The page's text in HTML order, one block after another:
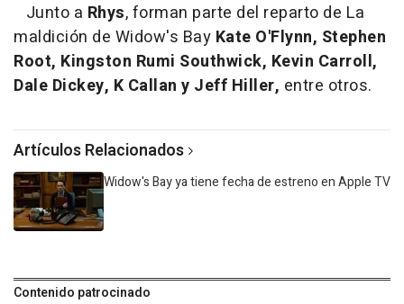
Junto a Rhys, forman parte del reparto de La
maldición de Widow's Bay Kate O'Flynn, Stephen
Root, Kingston Rumi Southwick, Kevin Carroll,
Dale Dickey, K Callan y Jeff Hiller, entre otros.
Artículos Relacionados
Widow's Bay ya tiene fecha de estreno en Apple TV
Contenido patrocinado